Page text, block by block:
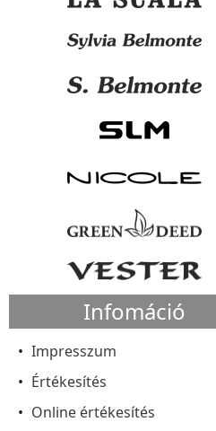
Infomáció
Impresszum
Értékesítés
Online értékesítés